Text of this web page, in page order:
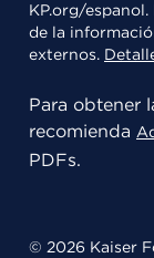
KP.org/
de la
externos.
Para obtener
recomienda
PDFs.
© 2026 Kaiser